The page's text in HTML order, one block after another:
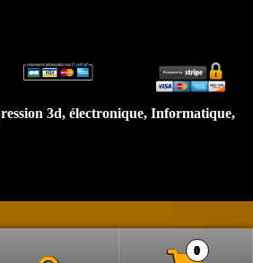
sitez
pas.
Je
ment
.
3d, électronique, Informatique,
0